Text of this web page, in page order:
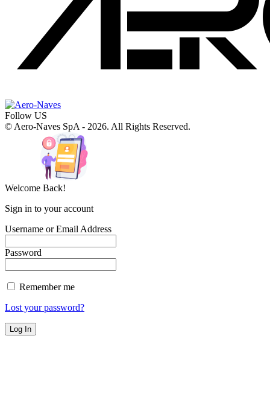
Follow US
© Aero-Naves SpA - 2026. All Rights Reserved.
Welcome Back!
Sign in to your account
Username or Email Address
Password
Remember me
Lost your password?